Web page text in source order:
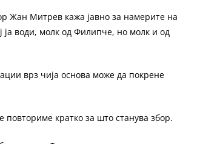
Жан Митрев кажа јавно за намерите на
ја води, молк од Филипче, но молк и од
врз чија основа може да покрене
повториме кратко за што станува збор.